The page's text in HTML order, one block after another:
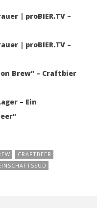
| proBIER.TV –
| proBIER.TV –
Brew” – Craftbier
– Ein
CRAFTBEER